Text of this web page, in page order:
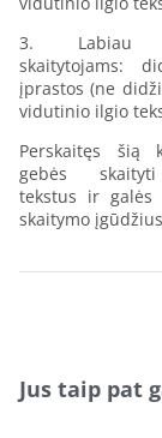
3. Labiau
skaitytojams:
įprastos (ne
vidutinio ilgio
Perskaitęs šią
gebės
tekstus ir galės
skaitymo
Jus taip pat